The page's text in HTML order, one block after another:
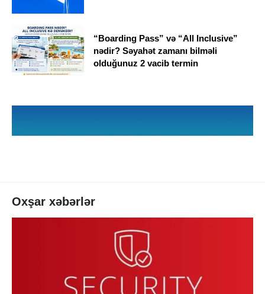
“Boarding Pass” və “All Inclusive”
nədir? Səyahət zamanı bilməli
olduğunuz 2 vacib termin
Oxşar xəbərlər